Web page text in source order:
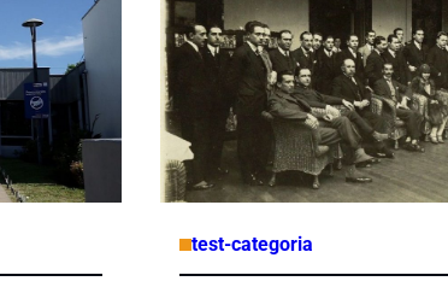
test-categoria